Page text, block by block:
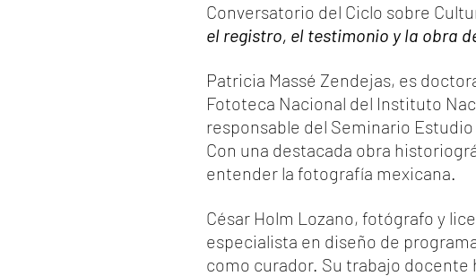
Conversatorio del Ciclo sobre
el registro, el testimonio y la obra
Patricia Massé Zendejas, es
Fototeca Nacional del Instituto
responsable del Seminario
Con una destacada obra
entender la fotografía mexicana.
César Holm Lozano, fotógrafo y
especialista en diseño de
como curador. Su trabajo